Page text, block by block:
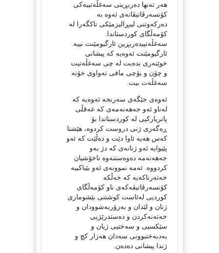
هەر تەنها دەربڕینی سەغڵەتییەکی
کۆنسەرڤاتیڤانەی ئەوە بە
دەرکەوتنی لیبڕالیزمێکی تاکگەرا لە
کۆمەڵگای کوردستاندا.
سەغڵەتییدەربڕین ئارگیومێنت نییە.
ئارگیومێنت ئەوەیە کە پیشانی
خوێنەری بدەیت لە چی سەغڵەتیت
و چۆن و بۆچی مافی تەواوی خۆتە
سەغڵەت بیت.
ئەوەی جێگەی سەرنجە ئەوەیە کە
لەناو ئەو جەهەنەمەی کە عەقڵی
پاتریارکیی لە کوردستاندا بۆ
ڕەگەزی ژنی دروست کردوە، هێشتا
کەس هەیە ئاوا دێت و دەڵێت کە ئەو
پێیوایە ئەو ژنانەی کە دژ بەو
جەهەنەمە دەوەستنەوە ناخۆشیان
کردووە. ئەمە نموونەی ئەو بێباکییە
خەتەرناکەیە کە خەڵکە
کۆنسەرڤاتیڤەکەی ناو کۆمەڵگای
کوردیی لەئاست کوشتنی بێشوماری
ژنان و لێدان و بەزۆربەشوودان و
خەتەنەکردن و دەستدرێژیی
سێکسیی و سەختیی ژیان و
بەدبەختبوونی سەدان هەزار کچ و
ژندا پیشانی دەدەن.